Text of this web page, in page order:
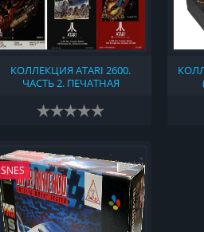
КОЛЛЕКЦИЯ ATARI 2600.
ЧАСТЬ 2. ПЕЧАТНАЯ
ПРИСТАВКОЙ АТАРИ 2600
(1977)
SNES